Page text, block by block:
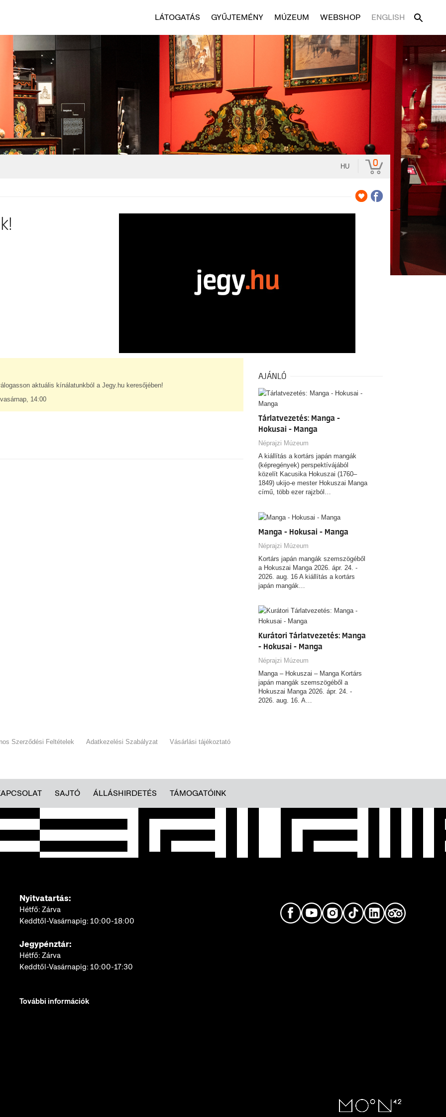
LÁTOGATÁS GYŰJTEMÉNY MÚZEUM WEBSHOP ENGLISH
HU 0
aktuális kínálatunkból a Jegy.hu keresőjében!
14:00
AJÁNLÓ
Tárlatvezetés: Manga -
Hokusai - Manga
Néprajzi Múzeum
A kiállítás a kortárs japán mangák
(képregények) perspektívájából
közelít Kacusika Hokuszai (1760–
1849) ukijo-e mester Hokuszai Manga
című, több ezer rajzból…
Manga - Hokusai - Manga
Néprajzi Múzeum
Kortárs japán mangák szemszögéből
a Hokuszai Manga 2026. ápr. 24. -
2026. aug. 16 A kiállítás a kortárs
japán mangák…
Kurátori Tárlatvezetés: Manga
- Hokusai - Manga
Néprajzi Múzeum
Manga – Hokuszai – Manga Kortárs
japán mangák szemszögéből a
Hokuszai Manga 2026. ápr. 24. -
2026. aug. 16. A…
Szerződési Feltételek Adatkezelési Szabályzat Vásárlási tájékoztató
SAJTÓ ÁLLÁSHIRDETÉS TÁMOGATÓINK
Nyitvatartás:
Hétfő: Zárva
Keddtől-Vasárnapig: 10:00-18:00
Jegypénztár:
Hétfő: Zárva
Keddtől-Vasárnapig: 10:00-17:30
További információk